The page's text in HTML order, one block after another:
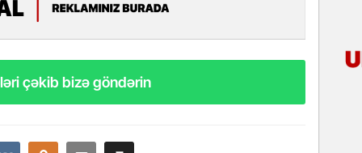
çəkib bizə göndərin
Yeni